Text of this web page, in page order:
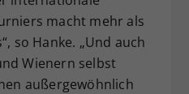
macht mehr als
so Hanke. „Und auch
Wienern selbst
außergewöhnlich